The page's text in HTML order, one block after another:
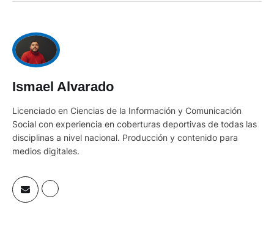
Ismael Alvarado
Licenciado en Ciencias de la Información y Comunicación
Social con experiencia en coberturas deportivas de todas las
disciplinas a nivel nacional. Producción y contenido para
medios digitales.